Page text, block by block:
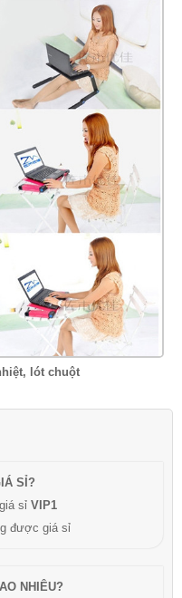
lót chuột
SỈ?
sỉ VIP1
được giá sỉ
NHIÊU?